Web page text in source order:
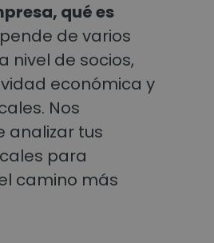
qué es
de varios
nivel de socios,
económica y
Nos
analizar tus
para
camino más